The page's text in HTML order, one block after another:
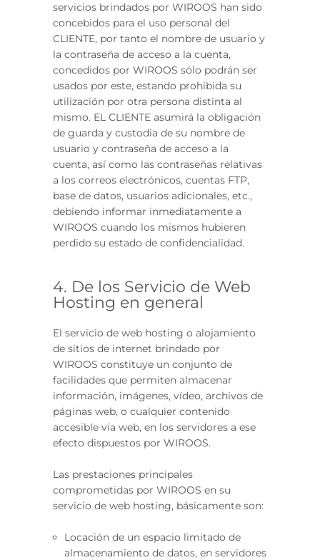
servicios brindados por WIROOS han sido
concebidos para el uso personal del
CLIENTE, por tanto el nombre de usuario y
la contraseña de acceso a la cuenta,
concedidos por WIROOS sólo podrán ser
usados por este, estando prohibida su
utilización por otra persona distinta al
mismo. EL CLIENTE asumirá la obligación
de guarda y custodia de su nombre de
usuario y contraseña de acceso a la
cuenta, así como las contraseñas relativas
a los correos electrónicos, cuentas FTP,
base de datos, usuarios adicionales, etc.,
debiendo informar inmediatamente a
WIROOS cuando los mismos hubieren
perdido su estado de confidencialidad.
4. De los Servicio de Web
Hosting en general
El servicio de web hosting o alojamiento
de sitios de internet brindado por
WIROOS constituye un conjunto de
facilidades que permiten almacenar
información, imágenes, vídeo, archivos de
páginas web, o cualquier contenido
accesible vía web, en los servidores a ese
efecto dispuestos por WIROOS.
Las prestaciones principales
comprometidas por WIROOS en su
servicio de web hosting, básicamente son:
Locación de un espacio limitado de
almacenamiento de datos, en servidores